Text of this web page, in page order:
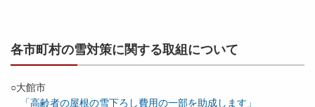
各市町村の雪対策に関する取組について
○大館市
「高齢者の屋根の雪下ろし費用の一部を助成します」